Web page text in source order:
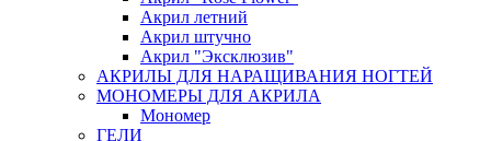
Акрил летний
Акрил штучно
Акрил "Эксклюзив"
АКРИЛЫ ДЛЯ НАРАЩИВАНИЯ НОГТЕЙ
МОНОМЕРЫ ДЛЯ АКРИЛА
Мономер
ГЕЛИ